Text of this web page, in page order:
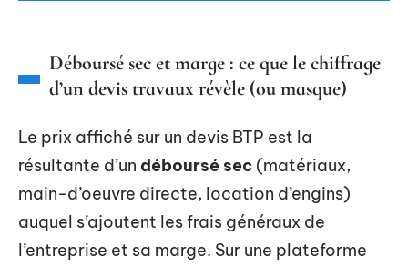
Déboursé sec et marge : ce que le chiffrage
d’un devis travaux révèle (ou masque)
Le prix affiché sur un devis BTP est la
résultante d’un déboursé sec (matériaux,
main-d’oeuvre directe, location d’engins)
auquel s’ajoutent les frais généraux de
l’entreprise et sa marge. Sur une plateforme